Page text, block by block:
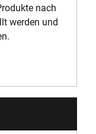
nach
werden und